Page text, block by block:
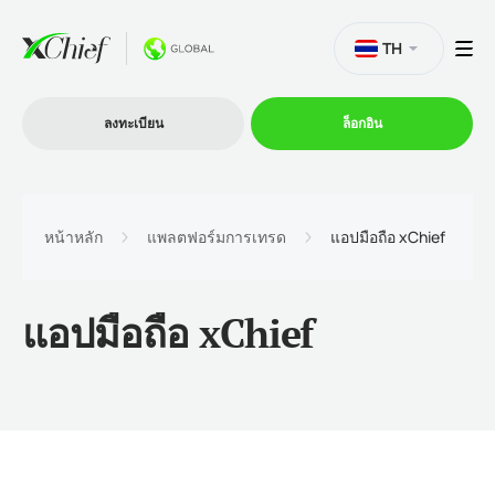
โปรโมชั่น
TH
ลงทะเบียน ล็อกอิน
หน้าหลัก แพลตฟอร์มการเทรด แอปมือถือ xChief
แอปมือถือ xChief